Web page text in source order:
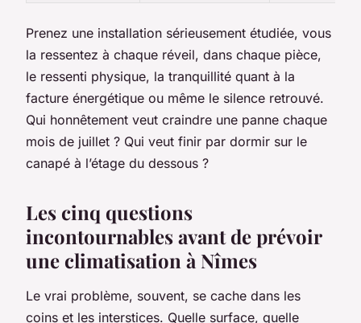
Prenez une installation sérieusement étudiée, vous
la ressentez à chaque réveil, dans chaque pièce,
le ressenti physique, la tranquillité quant à la
facture énergétique ou même le silence retrouvé.
Qui honnêtement veut craindre une panne chaque
mois de juillet ? Qui veut finir par dormir sur le
canapé à l’étage du dessous ?
Les cinq questions
incontournables avant de prévoir
une climatisation à Nîmes
Le vrai problème, souvent, se cache dans les
coins et les interstices. Quelle surface, quelle